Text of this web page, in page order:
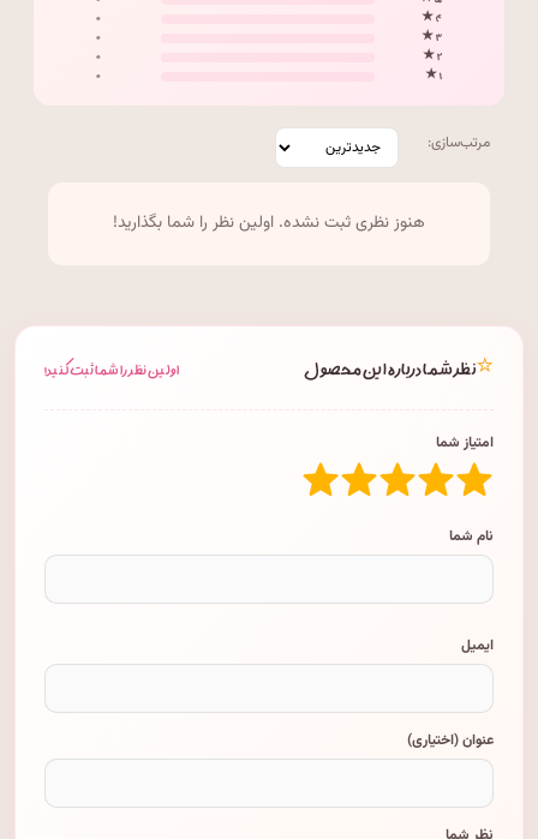
۴ ★
۰
۳ ★
۰
۲ ★
۰
۱ ★
۰
مرتب‌سازی:
هنوز نظری ثبت نشده. اولین نظر را شما بگذارید!
⭐نظر شما درباره این محصول اولین نظر را شما ثبت کنید!
امتیاز شما
نام شما
ایمیل
عنوان (اختیاری)